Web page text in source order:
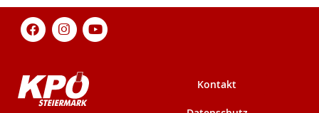
Kontakt